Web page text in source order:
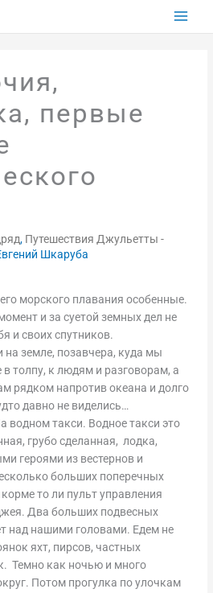
первые
, Путешествия Джульетты -
Шкаруба
морского плавания особенные.
и за суетой земных дел не
и своих спутников.
земле, позавчера, куда мы
толпу, к людям и разговорам, а
рядком напротив океана и долго
давно не виделись…
водном такси. Водное такси это
грубо сделанная, лодка,
героями из вестернов и
больших поперечных
то ли пульт управления
Два больших подвесных
над нашими головами. Едем не
яхт, пирсов, частных
Темно как ночью и много
Потом прогулка по улочкам